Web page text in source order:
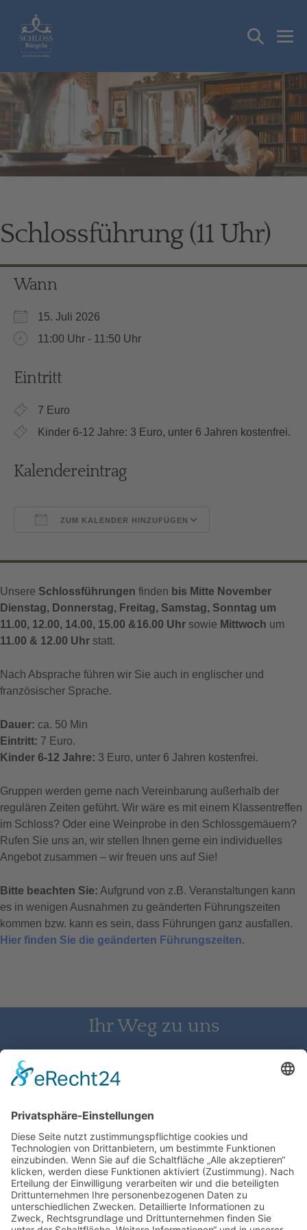
Inhalt
springen
Suche-
Schlossführung (11 Uhr)
Wann
15. Juli 2026
11:00 Uhr - 11:50 Uhr
Eintritt
7 Euro
Kinder 6-12 Jahre: 3 Euro, unter 6 Jahren kostenfrei.
Kalendereintrag
ZUM KALENDER HINZUFÜGEN
Unsere Schlossführungen finden bis Mitte November
Dienstag, Donnerstag, Freitag, Samstag, Sonntag um
11.00, 12.00, 14.00, 15.00 &16.00 Uhr sowie Mittwoch um
11.00 & 12.00 Uhr statt.
Nach Absprache führen wir Sie auch in englischer und
französischer Sprache.
Dauer: ca. 50 Min
Eintritt: 7 Euro.
Kinder 6-12 Jahre: 3 Euro, unter 6 Jahren kostenfrei.
Gruppen werden gerne nach Vereinbarung außerhalb der
regulären Zeiten geführt. Wir wäre es mit einem Klassentreffen
im Schloss? Oder eine Weinprobe in den Schlossgemäuern?
Rufen Sie uns an, wir stellen Ihnen gerne ein individuelles
Angebot zusammen – wir freuen uns auf Sie!
Bitte beachten Sie: Aufgrund von z.B. Veranstaltungen kann
es in wenigen Ausnahmen zu geänderten Führungszeiten
kommen bzw. kann es sein, dass Führungen ganz ausfallen.
Hier finden Sie die geänderten Führungszeiten.
Ihr Weg zu uns
Schloss Bürgeln, 79418 Schliengen | Telefon: 07626/237 | E-
Mail: direktion@schlossbuergeln.de
Wir benötigen Ihre Zustimmung, um
den Google Maps-Service zu laden!
Wir verwenden einen Service eines
Drittanbieters, um Karteninhalte einzubetten.
Dieser Service kann Daten zu Ihren Aktivitäten
sammeln. Bitte lesen Sie die Details durch und